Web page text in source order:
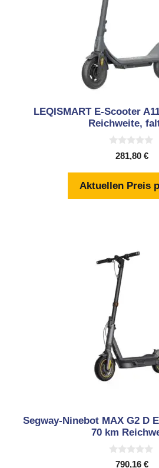
LEQISMART E-Scooter
Reichweite,
5
281,80 €
Aktuellen Preis
Segway-Ninebot MAX G2 D
70 km
790,16 €